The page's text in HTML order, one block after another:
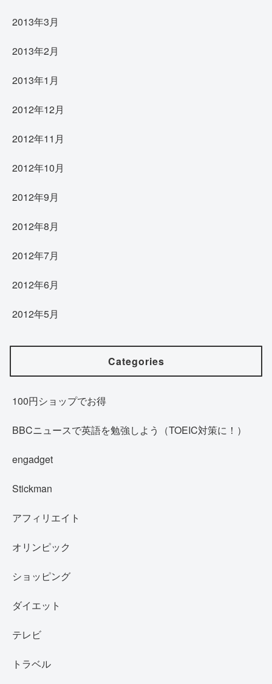
2013年3月
2013年2月
2013年1月
2012年12月
2012年11月
2012年10月
2012年9月
2012年8月
2012年7月
2012年6月
2012年5月
Categories
100円ショップでお得
BBCニュースで英語を勉強しよう（TOEIC対策に！）
engadget
Stickman
アフィリエイト
オリンピック
ショッピング
ダイエット
テレビ
トラベル